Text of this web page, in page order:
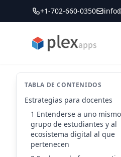
+1-702-660-0350
PLEXapps
TABLA DE CONTENIDOS
Estrategias para docentes
1 Entenderse a uno
grupo de estudiantes y al
ecosistema digital al que
pertenecen